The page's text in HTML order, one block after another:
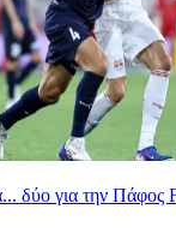
δύο για την Πάφος